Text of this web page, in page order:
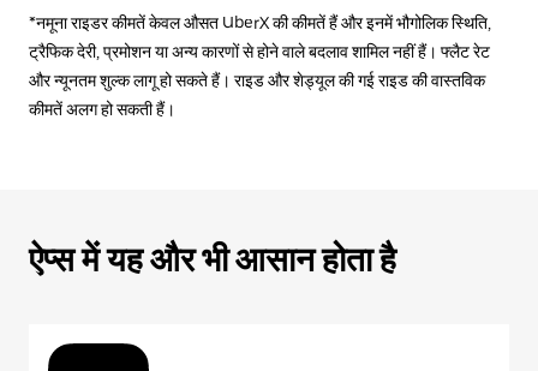
*नमूना राइडर कीमतें केवल औसत UberX की कीमतें हैं और इनमें भौगोलिक स्थिति,
ट्रैफिक देरी, प्रमोशन या अन्य कारणों से होने वाले बदलाव शामिल नहीं हैं। फ्लैट रेट
और न्यूनतम शुल्क लागू हो सकते हैं। राइड और शेड्यूल की गई राइड की वास्तविक
कीमतें अलग हो सकती हैं।
ऐप्स में यह और भी आसान होता है